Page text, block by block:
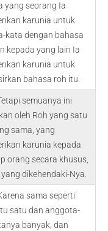
yang seorang Ia
karunia untuk
kata dengan bahasa
kepada yang lain Ia
karunia untuk
bahasa roh itu.
semuanya ini
oleh Roh yang satu
sama, yang
karunia kepada
orang secara khusus,
dikehendaki-Nya.
sama seperti
satu dan anggota-
banyak, dan